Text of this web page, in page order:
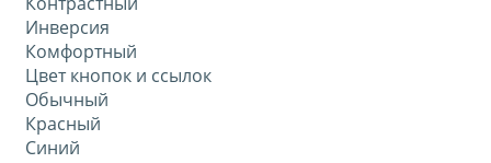
Инверсия
Комфортный
Цвет кнопок и ссылок
Обычный
Красный
Синий